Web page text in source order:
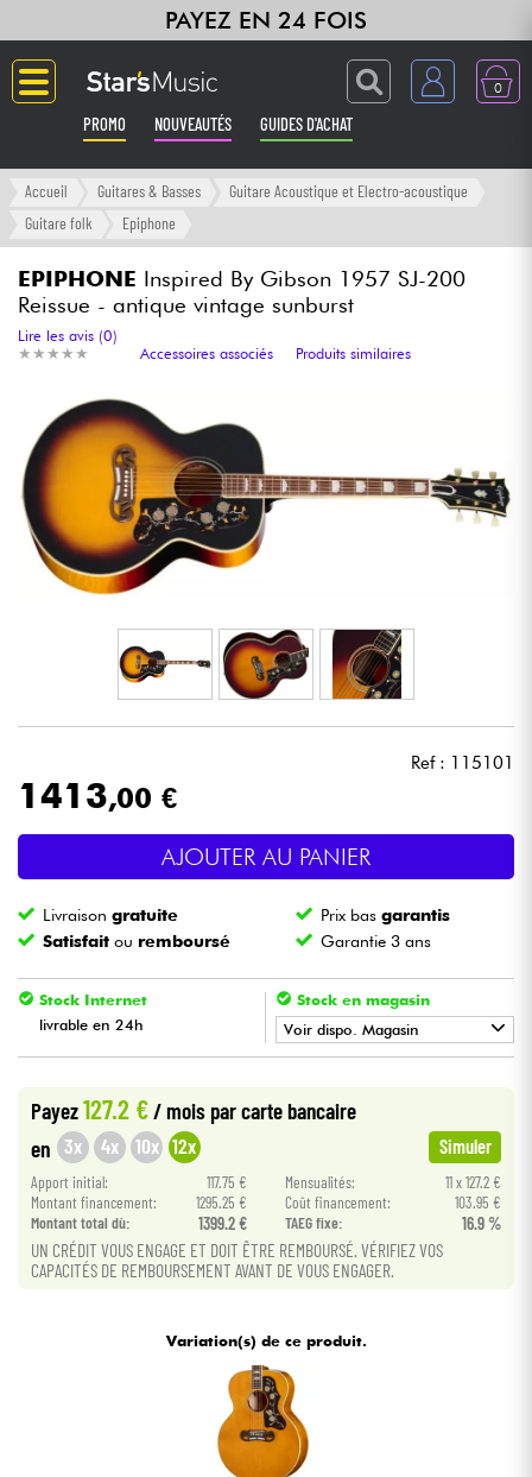
PAYEZ EN 24 FOIS
0
PROMO NOUVEAUTÉS GUIDES D'ACHAT
Langue
Amplis & Effets
Synthés & Sampleurs
Home Studio
Casques
Eclairage
Batteries & Percu
Vents
Violons & Quatuor
Eveil Musical
Câbles & Access.
HiFi
Packs
Accueil Guitares & Basses
Guitare Acoustique et Electro-acoustique
Guitare folk
Epiphone
EPIPHONE Inspired By Gibson 1957 SJ-200
Reissue - antique vintage sunburst
★ ★ ★ ★ ★
★ ★ ★ ★ ★
Lire les avis (0)
Accessoires associés
Produits similaires
Ref : 115101
1413,00 €
AJOUTER AU PANIER
Livraisongratuite Prix basgarantis
Satisfait ou remboursé Garantie 3 ans
Stock Internet
livrable en 24h
Stock en magasin
Voir dispo. Magasin
•
Payez127.2 €/ mois par carte bancaire
en 3x 4x 10x 12x Simuler
Apport initial: 117.75 € Mensualités:
11 x 127.2 €
Montant financement:
1295.25 € Coût financement:
103.95 €
Montant total dù:
1399.2 € TAEG fixe: 16.9 %
UN CRÉDIT VOUS ENGAGE ET DOIT ÊTRE REMBOURSÉ. VÉRIFIEZ VOS
CAPACITÉS DE REMBOURSEMENT AVANT DE VOUS ENGAGER.
Variation(s) de ce produit.